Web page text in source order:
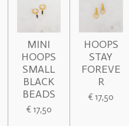
MINI
HOOPS
SMALL
BLACK
BEADS
€ 17,50
HOOPS
STAY
FOREVE
R
€ 17,50